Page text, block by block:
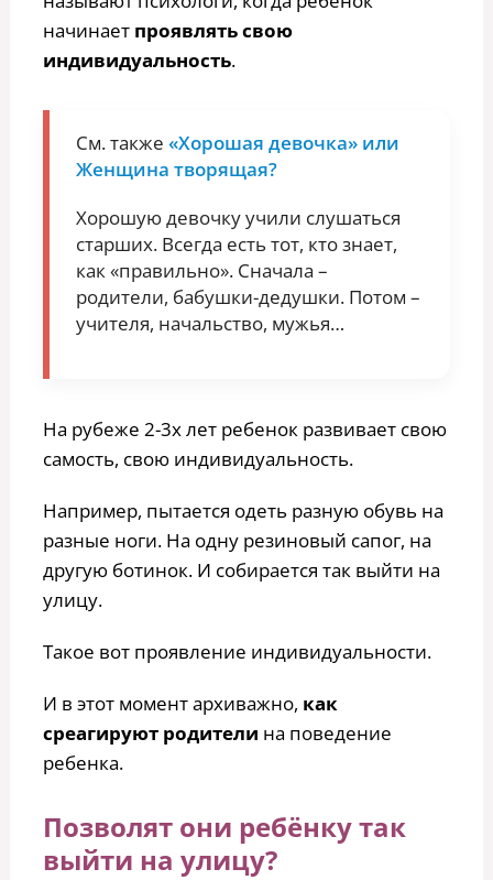
начинает проявлять свою
индивидуальность.
См. также «Хорошая девочка» или
Женщина творящая?
Хорошую девочку учили слушаться
старших. Всегда есть тот, кто знает,
как «правильно». Сначала –
родители, бабушки-дедушки. Потом –
учителя, начальство, мужья…
На рубеже 2-3х лет ребенок развивает свою
самость, свою индивидуальность.
Например, пытается одеть разную обувь на
разные ноги. На одну резиновый сапог, на
другую ботинок. И собирается так выйти на
улицу.
Такое вот проявление индивидуальности.
И в этот момент архиважно, как
среагируют родители на поведение
ребенка.
Позволят они ребёнку так
выйти на улицу?